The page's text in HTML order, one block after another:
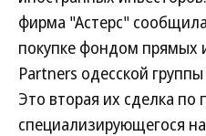
фирма "Астерс"
покупке фондом прямых
Partners одесской
Это вторая их сделка по
специализирующегося